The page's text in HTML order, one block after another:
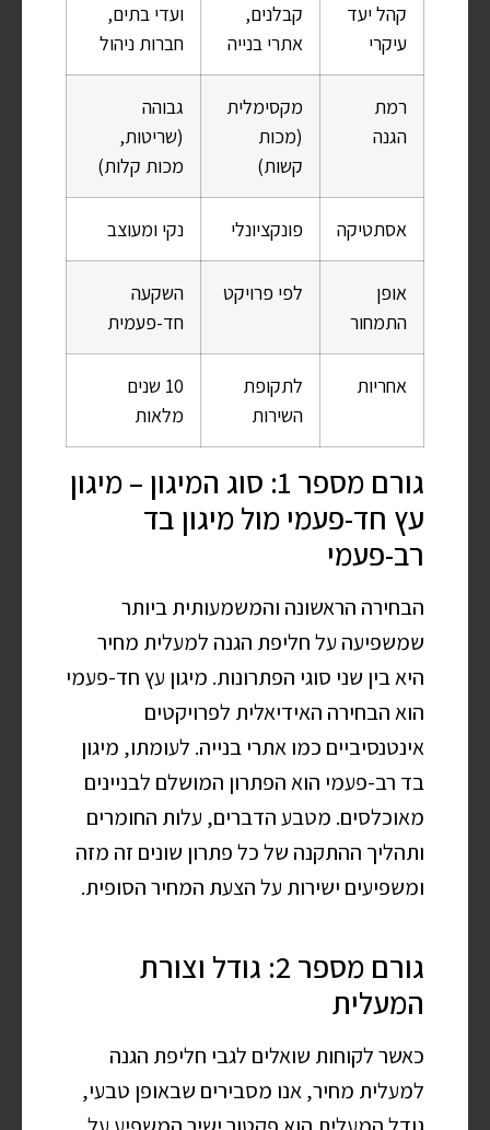
קהל יעד
עיקרי
קבלנים,
אתרי בנייה
ועדי בתים,
חברות ניהול
רמת
הגנה
מקסימלית
(מכות
קשות)
גבוהה
(שריטות,
מכות קלות)
אסתטיקה פונקציונלי נקי ומעוצב
אופן
התמחור
לפי פרויקט
השקעה
חד-פעמית
אחריות
לתקופת
השירות
10 שנים
מלאות
גורם מספר 1: סוג המיגון – מיגון
עץ חד-פעמי מול מיגון בד
רב-פעמי
הבחירה הראשונה והמשמעותית ביותר
שמשפיעה על חליפת הגנה למעלית מחיר
היא בין שני סוגי הפתרונות. מיגון עץ חד-פעמי
הוא הבחירה האידיאלית לפרויקטים
אינטנסיביים כמו אתרי בנייה. לעומתו, מיגון
בד רב-פעמי הוא הפתרון המושלם לבניינים
מאוכלסים. מטבע הדברים, עלות החומרים
ותהליך ההתקנה של כל פתרון שונים זה מזה
ומשפיעים ישירות על הצעת המחיר הסופית.
גורם מספר 2: גודל וצורת
המעלית
כאשר לקוחות שואלים לגבי חליפת הגנה
למעלית מחיר, אנו מסבירים שבאופן טבעי,